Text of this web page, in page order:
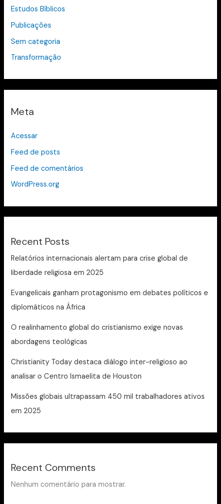
Estudos Bíblicos
Publicações
Sem categoria
Transformação
Meta
Acessar
Feed de posts
Feed de comentários
WordPress.org
Recent Posts
Relatórios internacionais alertam para crise global de
liberdade religiosa em 2025
Evangelicais ganham protagonismo em debates políticos e
diplomáticos na África
O realinhamento global do cristianismo exige novas
abordagens teológicas
Christianity Today destaca diálogo inter-religioso ao
analisar o Centro Ismaelita de Houston
Missões globais ultrapassam 450 mil trabalhadores ativos
em 2025
Recent Comments
Nenhum comentário para mostrar.